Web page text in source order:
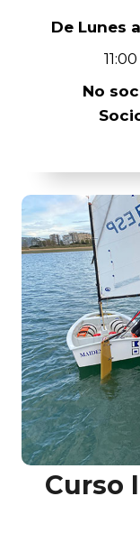
De Lunes
No
Curso